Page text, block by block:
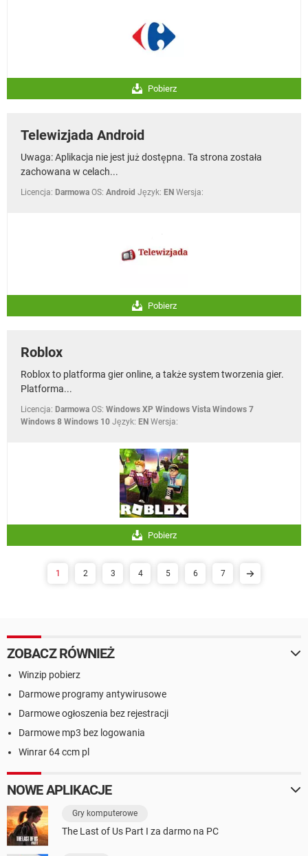
Pobierz
Telewizjada Android
Uwaga: Aplikacja nie jest już dostępna. Ta strona została
zachowana w celach...
Licencja: Darmowa OS: Android Język: EN Wersja:
Pobierz
Roblox
Roblox to platforma gier online, a także system tworzenia gier.
Platforma...
Licencja: Darmowa OS: Windows XP Windows Vista Windows 7
Windows 8 Windows 10 Język: EN Wersja:
Pobierz
1 2 3 4 5 6 7
ZOBACZ RÓWNIEŻ
Winzip pobierz
Darmowe programy antywirusowe
Darmowe ogłoszenia bez rejestracji
Darmowe mp3 bez logowania
Winrar 64 ccm pl
NOWE APLIKACJE
Gry komputerowe
The Last of Us Part I za darmo na PC